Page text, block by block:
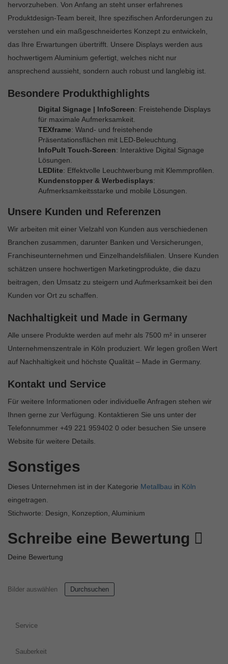
hervorzuheben. Von Anfang an steht unser erfahrenes
Produktdesign-Team bereit, Ihre spezifischen Anforderungen zu
verstehen und ein maßgeschneidertes Konzept zu entwickeln,
das Ihre Erwartungen übertrifft. Unsere Displays werden aus
hochwertigem Aluminium gefertigt, welches nicht nur
ansprechend aussieht, sondern auch robust und langlebig ist.
Besondere Produkthighlights
Digital Signage | InfoScreen: Freistehende Displays
für maximale Aufmerksamkeit.
TEXframe: Wand- und freistehende
Präsentationsflächen mit LED-Beleuchtung.
InfoPult Touch-Screen: Interaktive Digital Signage
Lösungen.
LEDlite: Effektvolle Leuchtwerbung mit Klemmprofilen.
Kundenstopper & Werbedisplays:
Aufmerksamkeitsstarke und mobile Lösungen.
Unsere Kunden und Referenzen
Wir arbeiten mit einer Vielzahl von Kunden aus verschiedenen
Branchen zusammen, darunter Banken und Versicherungen,
Franchiseunternehmen und Einzelhandelsfilialen. Unsere Kunden
schätzen unsere hochwertigen Marketingprodukte, die dazu
beitragen, den Umsatz zu steigern und Aufmerksamkeit bei den
Kunden vor Ort zu schaffen.
Nachhaltigkeit und Made in Germany
Alle unsere Produkte werden auf mehr als 7500 m² in unserer
Unternehmenszentrale in Köln produziert. Wir legen großen Wert
auf Nachhaltigkeit und höchste Qualität – Made in Germany.
Kontakt und Service
Für weitere Informationen oder individuelle Anfragen stehen wir
Ihnen gerne zur Verfügung. Kontaktieren Sie uns unter der
Telefonnummer +49 221 959402 0 oder besuchen Sie unsere
Website für weitere Details.
Sonstiges
Dieses Unternehmen ist in der Kategorie Metallbau in Köln
eingetragen.
Stichworte: Design, Konzeption, Aluminium
Schreibe eine Bewertung
Deine Bewertung
Bilder auswählen Durchsuchen
Service
Sauberkeit